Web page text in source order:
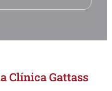
Clínica Gattass